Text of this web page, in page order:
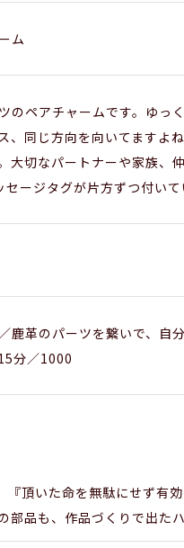
ム
のペアチャームです。ゆっ
、同じ方向を向いてますよ
大切なパートナーや家族
ージタグが片方ずつ付いて
鹿革のパーツを繋いで、自
分／1000
頂いた命を無駄にせず有効
部品も、作品づくりで出た